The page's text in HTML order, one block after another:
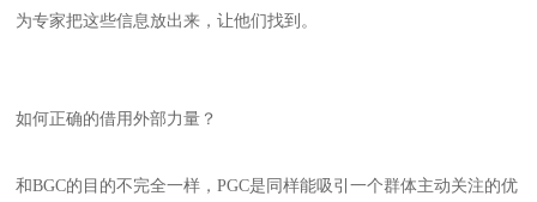
为专家把这些信息放出来，让他们找到。
如何正确的借用外部力量？
和BGC的目的不完全一样，PGC是同样能吸引一个群体主动关注的优